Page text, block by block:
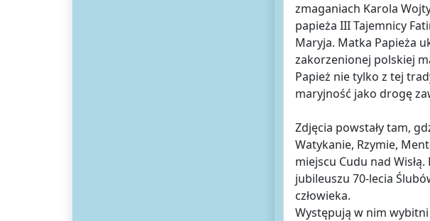
zmaganiach Karola
papieża III Tajemnicy
Maryja. Matka Papieża
zakorzenionej polskiej
Papież nie tylko z tej
maryjność jako drogę
Zdjęcia powstały tam,
Watykanie, Rzymie,
miejscu Cudu nad
jubileuszu 70-lecia
człowieka.
Występują w nim